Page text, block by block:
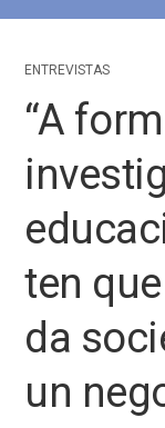
ENTREVISTAS
“A
ten
da
un